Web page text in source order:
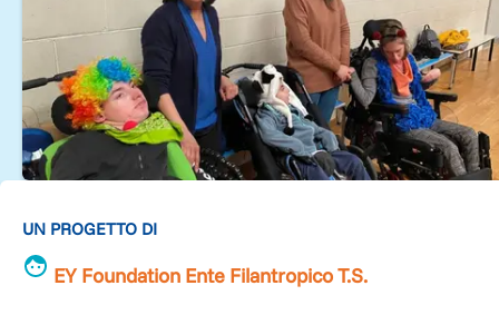
UN PROGETTO DI
EY Foundation Ente Filantropico T.S.